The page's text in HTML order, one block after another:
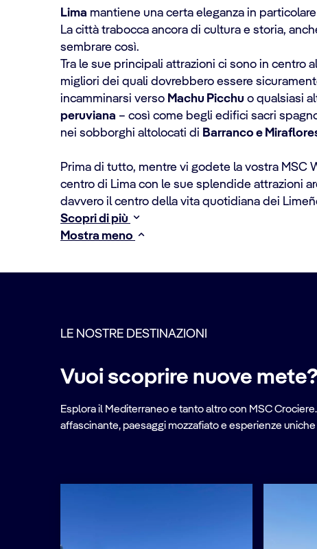
Lima mantiene una certa eleganza in
La città trabocca ancora di cultura e storia,
sembrare così.
Tra le sue principali attrazioni ci sono in centro
migliori dei quali dovrebbero essere
incamminarsi verso Machu Picchu o qualsiasi
peruviana – così come begli edifici sacri
nei sobborghi altolocati di Barranco e
Prima di tutto, mentre vi godete la vostra MSC
centro di Lima con le sue splendide attrazioni
davvero il centro della vita quotidiana dei
Scopri di più
Mostra meno
LE NOSTRE DESTINAZIONI
Vuoi scoprire nuove
Esplora il Mediterraneo e tanto altro con MSC
affascinante, paesaggi mozzafiato e esperienze